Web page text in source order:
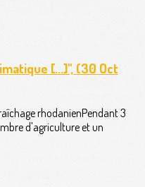
[...]", (30 Oct
rhodanienPendant 3
d'agriculture et un